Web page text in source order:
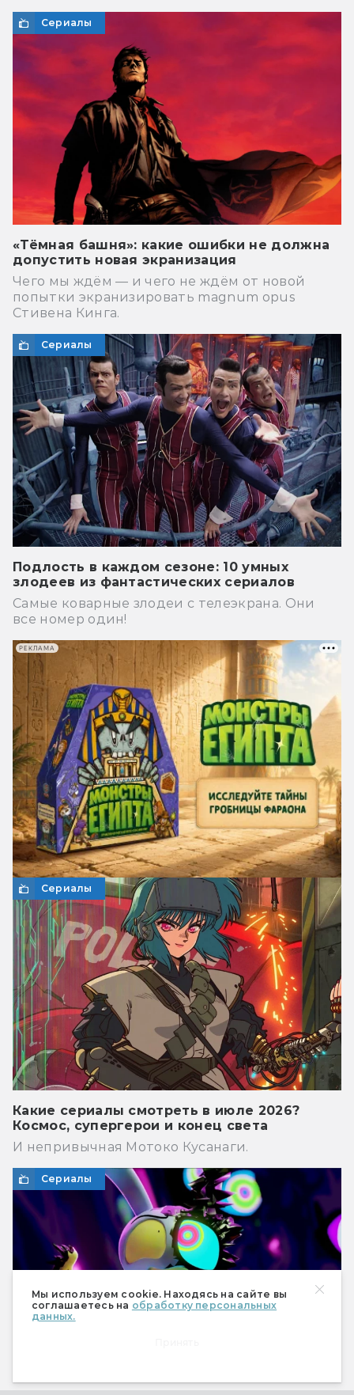
Мы используем cookie. Находясь на сайте вы
соглашаетесь на обработку персональных
данных.
Сериалы
«Тёмная башня»: какие ошибки не должна
допустить новая экранизация
Чего мы ждём — и чего не ждём от новой
попытки экранизировать magnum opus
Стивена Кинга.
Сериалы
Подлость в каждом сезоне: 10 умных
злодеев из фантастических сериалов
Самые коварные злодеи с телеэкрана. Они
все номер один!
Сериалы
Какие сериалы смотреть в июле 2026?
Космос, супергерои и конец света
И непривычная Мотоко Кусанаги.
Сериалы
РЕКЛАМА